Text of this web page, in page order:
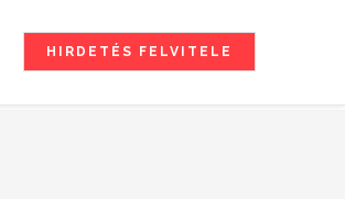
HIRDETÉS FELVITELE